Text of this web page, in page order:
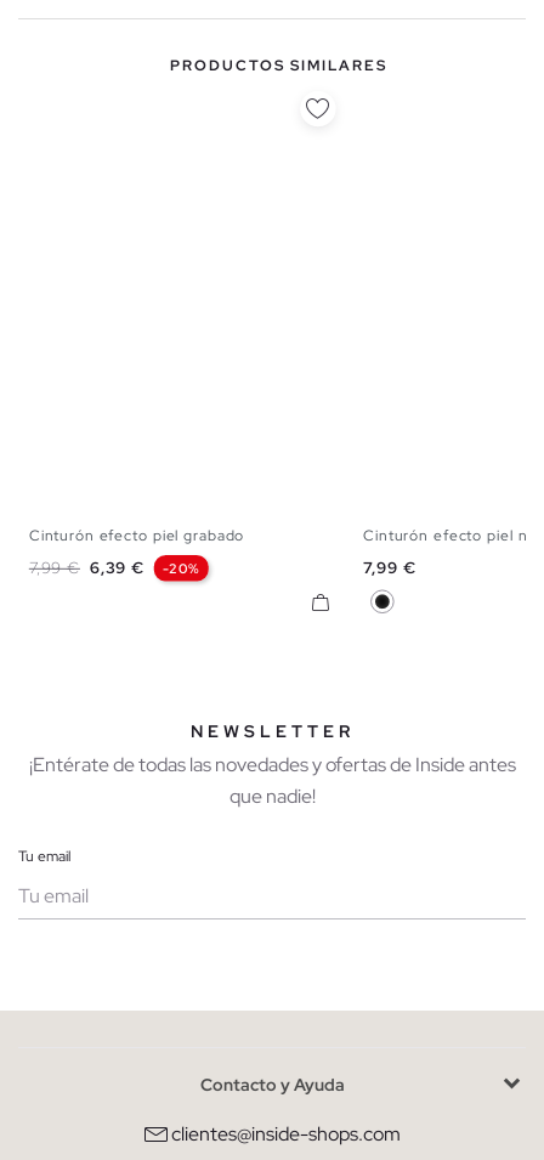
PRODUCTOS SIMILARES
M
Cinturón efecto piel grabado
Precio base
7,99 € Precio
6,39 € -20%
Cinturón efecto piel
Precio
7,99 €
Negro
NEWSLETTER
¡Entérate de todas las novedades y ofertas de Inside antes
que nadie!
Tu email
He leído y entiendo lapolítica de privacidad
Contacto y Ayuda
clientes@inside-shops.com